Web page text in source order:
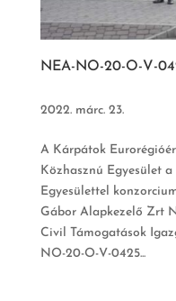
NEA-NO-20-O-V-
2022. márc. 23.
A Kárpátok
Közhasznú Egyesület
Egyesülettel
Gábor Alapkezelő Zrt
Civil Támogatások
NO-20-O-V-0425...